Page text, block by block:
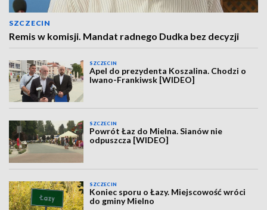
SZCZECIN
Remis w komisji. Mandat radnego Dudka bez decyzji
SZCZECIN
Apel do prezydenta Koszalina. Chodzi o
Iwano-Frankiwsk [WIDEO]
SZCZECIN
Powrót Łaz do Mielna. Sianów nie
odpuszcza [WIDEO]
SZCZECIN
Koniec sporu o Łazy. Miejscowość wróci
do gminy Mielno